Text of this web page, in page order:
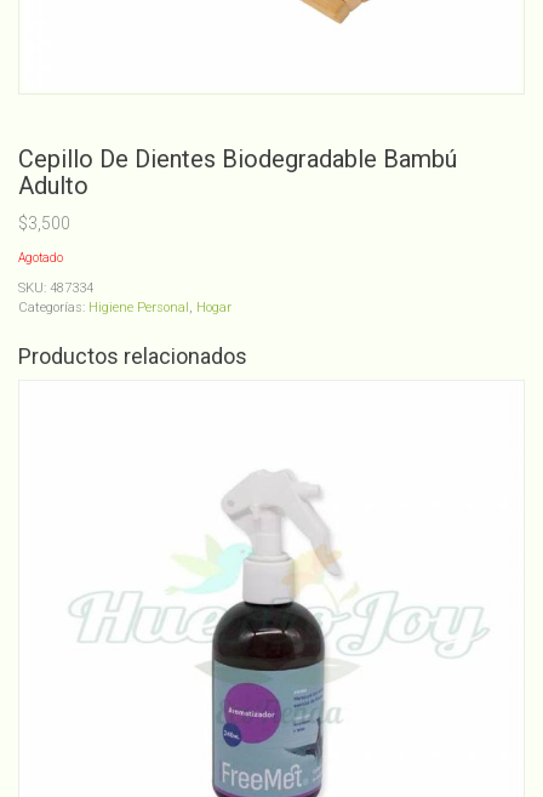
Cepillo De Dientes Biodegradable Bambú
Adulto
$3,500
Agotado
SKU: 487334
Categorías: Higiene Personal , Hogar
Productos relacionados